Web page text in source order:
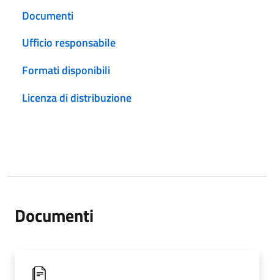
Documenti
Ufficio responsabile
Formati disponibili
Licenza di distribuzione
Documenti